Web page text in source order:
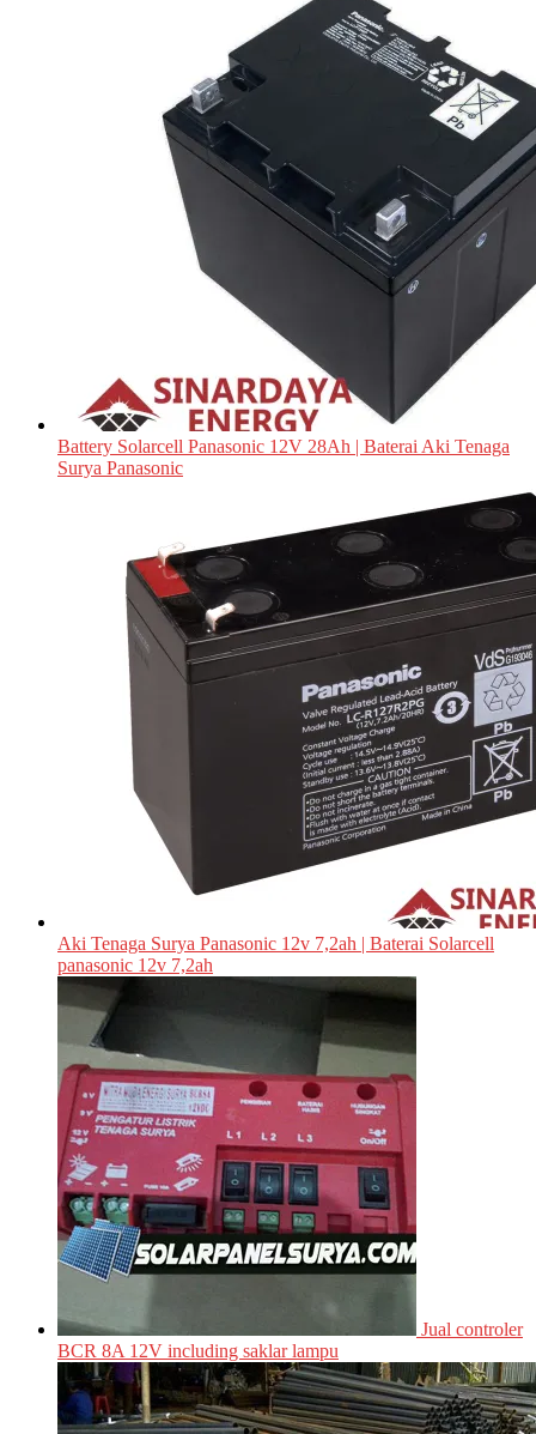
Battery Solarcell Panasonic 12V 28Ah | Baterai Aki Tenaga
Surya Panasonic
Aki Tenaga Surya Panasonic 12v 7,2ah | Baterai Solarcell
panasonic 12v 7,2ah
Jual controler
BCR 8A 12V including saklar lampu